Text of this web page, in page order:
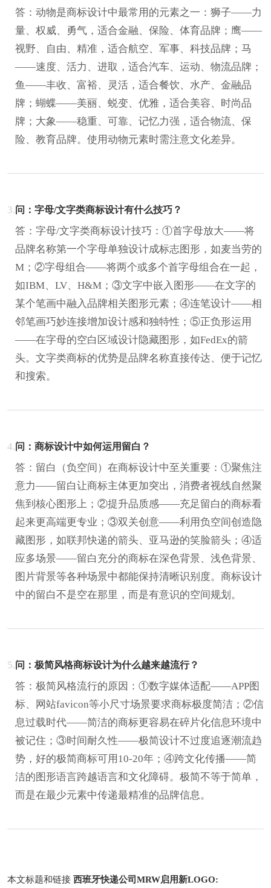
答：动物是商标设计中最常用的元素之一：狮子——力
量、权威、勇气，适合金融、保险、体育品牌；鹰——
视野、自由、精准，适合航空、军事、科技品牌；马
——速度、活力、进取，适合汽车、运动、物流品牌；
鱼——丰收、富裕、灵活，适合餐饮、水产、金融品
牌；蝴蝶——美丽、蜕变、优雅，适合美容、时尚品
牌；大象——稳重、可靠、记忆力强，适合物流、保
险、教育品牌。使用动物元素时需注意文化差异。
3.问：字母/文字类商标设计有什么技巧？
答：字母/文字类商标设计技巧：①首字母放大——将
品牌名称第一个字母单独设计成标志图形，如麦当劳的
M；②字母组合——将两个或多个首字母组合在一起，
如IBM、LV、H&M；③文字中嵌入图形——在文字的
某个笔画中融入品牌相关图形元素；④连笔设计——相
邻笔画巧妙连接增加设计感和独特性；⑤正负形运用
——在字母的空白区域设计隐藏图形，如FedEx的箭
头。文字类商标的优势是品牌名称直接传达、便于记忆
和搜索。
4.问：商标设计中如何运用留白？
答：留白（负空间）在商标设计中至关重要：①聚焦注
意力——留白让商标主体更加突出，消费者视线自然聚
焦到核心图形上；②提升品质感——充足留白的商标看
起来更高端更专业；③双关创意——利用负空间创造隐
藏图形，如联邦快递的箭头、亚马逊的笑脸箭头；④适
应多场景——留白充分的商标在深色背景、浅色背景、
图片背景等各种场景中都能保持清晰识别度。商标设计
中的留白不是空在那里，而是有意识的空间规划。
5.问：极简风格商标设计为什么越来越流行？
答：极简风格流行的原因：①数字媒体适配——APP图
标、网站favicon等小尺寸场景要求商标极度简洁；②信
息过载时代——简洁的商标更容易在碎片化信息环境中
被记住；③时间耐久性——极简设计不过度追逐潮流趋
势，好的极简商标可用10-20年；④跨文化传播——简
洁的图形语言跨越语言和文化障碍。极简不等于简单，
而是在最少元素中传递最精准的品牌信息。
本文标题和链接 西班牙快递公司MRW启用新LOGO: